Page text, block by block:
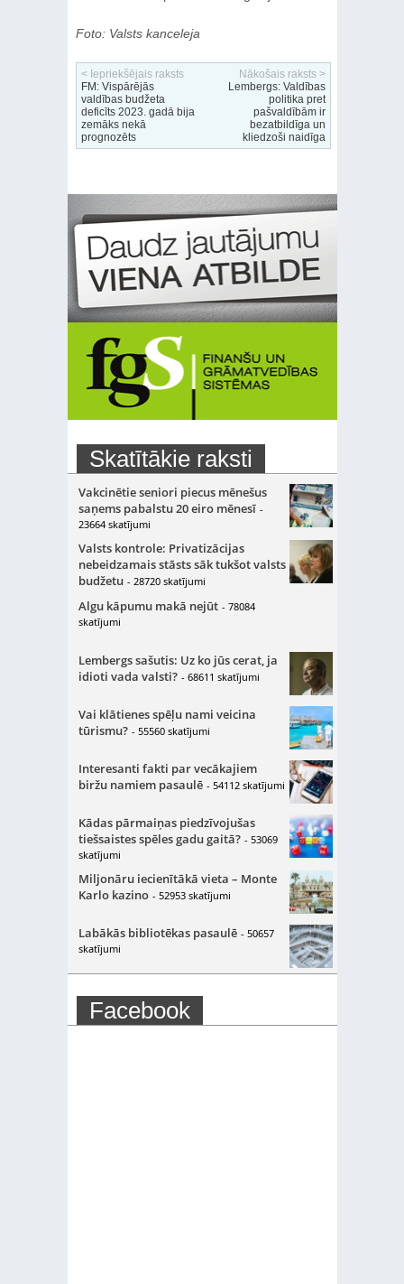
Foto: Valsts kanceleja
< Iepriekšējais raksts
FM: Vispārējās
valdības budžeta
deficīts 2023. gadā bija
zemāks nekā
prognozēts
Nākošais raksts >
Lembergs: Valdības
politika pret
pašvaldībām ir
bezatbildīga un
kliedzoši naidīga
Skatītākie raksti
Vakcinētie seniori piecus mēnešus
saņems pabalstu 20 eiro mēnesī -
23664 skatījumi
Valsts kontrole: Privatizācijas
nebeidzamais stāsts sāk tukšot valsts
budžetu - 28720 skatījumi
Algu kāpumu makā nejūt - 78084
skatījumi
Lembergs sašutis: Uz ko jūs cerat, ja
idioti vada valsti? - 68611 skatījumi
Vai klātienes spēļu nami veicina
tūrismu? - 55560 skatījumi
Interesanti fakti par vecākajiem
biržu namiem pasaulē - 54112 skatījumi
Kādas pārmaiņas piedzīvojušas
tiešsaistes spēles gadu gaitā? - 53069
skatījumi
Miljonāru iecienītākā vieta – Monte
Karlo kazino - 52953 skatījumi
Labākās bibliotēkas pasaulē - 50657
skatījumi
Facebook